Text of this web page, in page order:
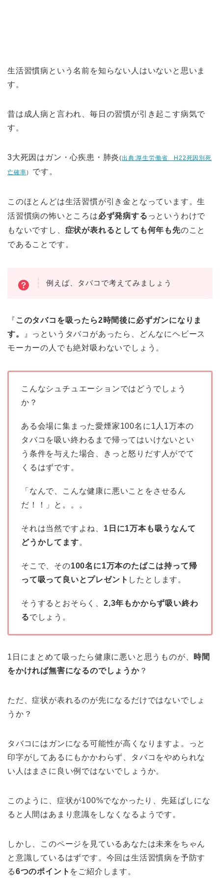
生活習慣病という名前を知らない人はいないと思いま
す。
昔は成人病と言われ、毎日の習慣が引き起こす病気で
す。
3大死因はガン・心疾患・肺炎(出典:厚生労働省 H22死因別死
亡確率） です。
このほとんどは生活習慣が引き金となっています。生
活習慣病の怖いところは必ず発病する っというわけで
もないですし、 症状が表れるとしても何年も先のこと
であることです。
例えば、タバコで考えてみましょう
『 このタバコを吸ったら2時間後に必ずガンになりま
す。
』っというタバコがあったら、どんなにヘビース
モーカーの人でも絶対吸わないでしょう。
こんなシュチュエーションではどうでしょう
か？
ある会場に集まった愛煙家100名に1人1万本の
タバコを吸い終わるまで帰ってはいけないとい
う条件を与えた場合、きっと怒りだす人がでて
くるはずです。
「なんで、こんな健康に悪いことをさせるん
だ！！」と。。。
それは当然ですよね、 1日に1万本も吸うなんて
どうかしてます。
そこで、その100名に1万本のたばこは持って帰
って吸って良いとプレゼント したとします。
そうするとおそらく、 2,3年もかからず吸い終わ
るでしょう。
1日にまとめて吸ったら健康に悪いと思うものが、 時間
をかければ無害になるのでしょうか？
ただ、症状が表れるのが先になるだけではないでしょ
うか？
タバコにはガンになる可能性が高くなりますよ。っと
印字がしてあるにもかかわらず、タバコをやめられな
い人はまさに良い例ではないでしょうか。
このように、症状が100%でなかったり、先延ばしにな
ると人間はあまり意識をしなくなるようです。
しかし、このページを見ているあなたは未来をちゃん
と意識しているはずです。今回は生活習慣病を予防す
る6つのポイント をご紹介します。